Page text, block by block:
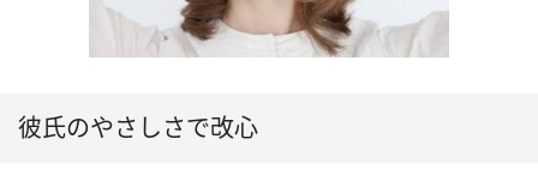
彼氏のやさしさで改心